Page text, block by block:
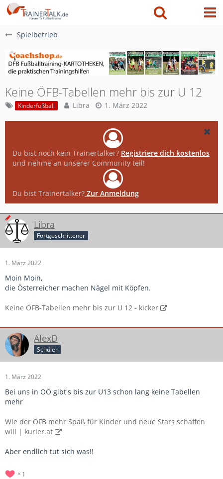
Spielbetrieb
Keine ÖFB-Tabellen mehr bis zur U 12
Kinderfußball Libra 1. März 2022
Du bist noch kein Trainertalker? Registriere dich kostenlos
und nehme an unserer Community teil!
Du bist Trainertalker? Zur Anmeldung
Libra
Fortgeschrittener
1. März 2022
Moin Moin,
die Österreicher machen Nägel mit Köpfen.
Keine ÖFB-Tabellen mehr bis zur U 12 - kicker
AlexD
Schüler
1. März 2022
Bei uns in OÖ gibt's bis zur U13 schon lang keine Tabellen
mehr
Wie der ÖFB mehr Spaß für Kinder und neue Stars schaffen
will | kurier.at
Aber endlich tut sich was!!
1